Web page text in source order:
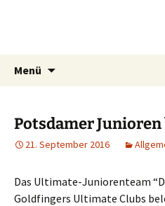
Menü
Potsdamer Junioren
21. September 2016
Das Ulti­ma­te-Junio­ren­team
Gold­fin­gers Ulti­ma­te Clubs